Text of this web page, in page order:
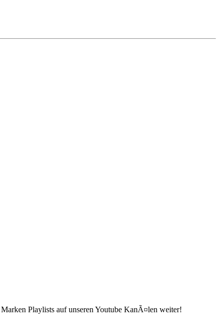
Playlists auf unseren Youtube KanÃ¤len weiter!